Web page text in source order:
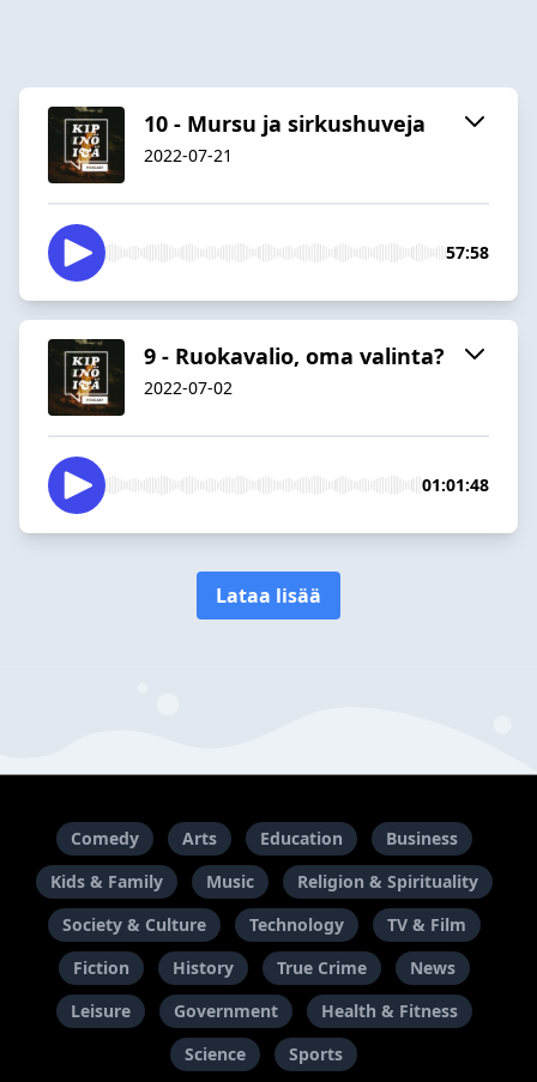
10 - Mursu ja sirkushuveja
2022-07-21
57:58
9 - Ruokavalio, oma valinta?
2022-07-02
01:01:48
Lataa lisää
Comedy Arts Education
Business
Kids & Family
Music
Religion & Spirituality
Society & Culture
Technology
TV & Film
Fiction
History True Crime
News
Leisure
Government
Health & Fitness
Science
Sports